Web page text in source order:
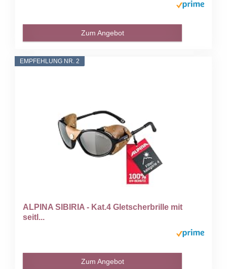
Zum Angebot
EMPFEHLUNG NR. 2
ALPINA SIBIRIA - Kat.4 Gletscherbrille mit
seitl...
Zum Angebot